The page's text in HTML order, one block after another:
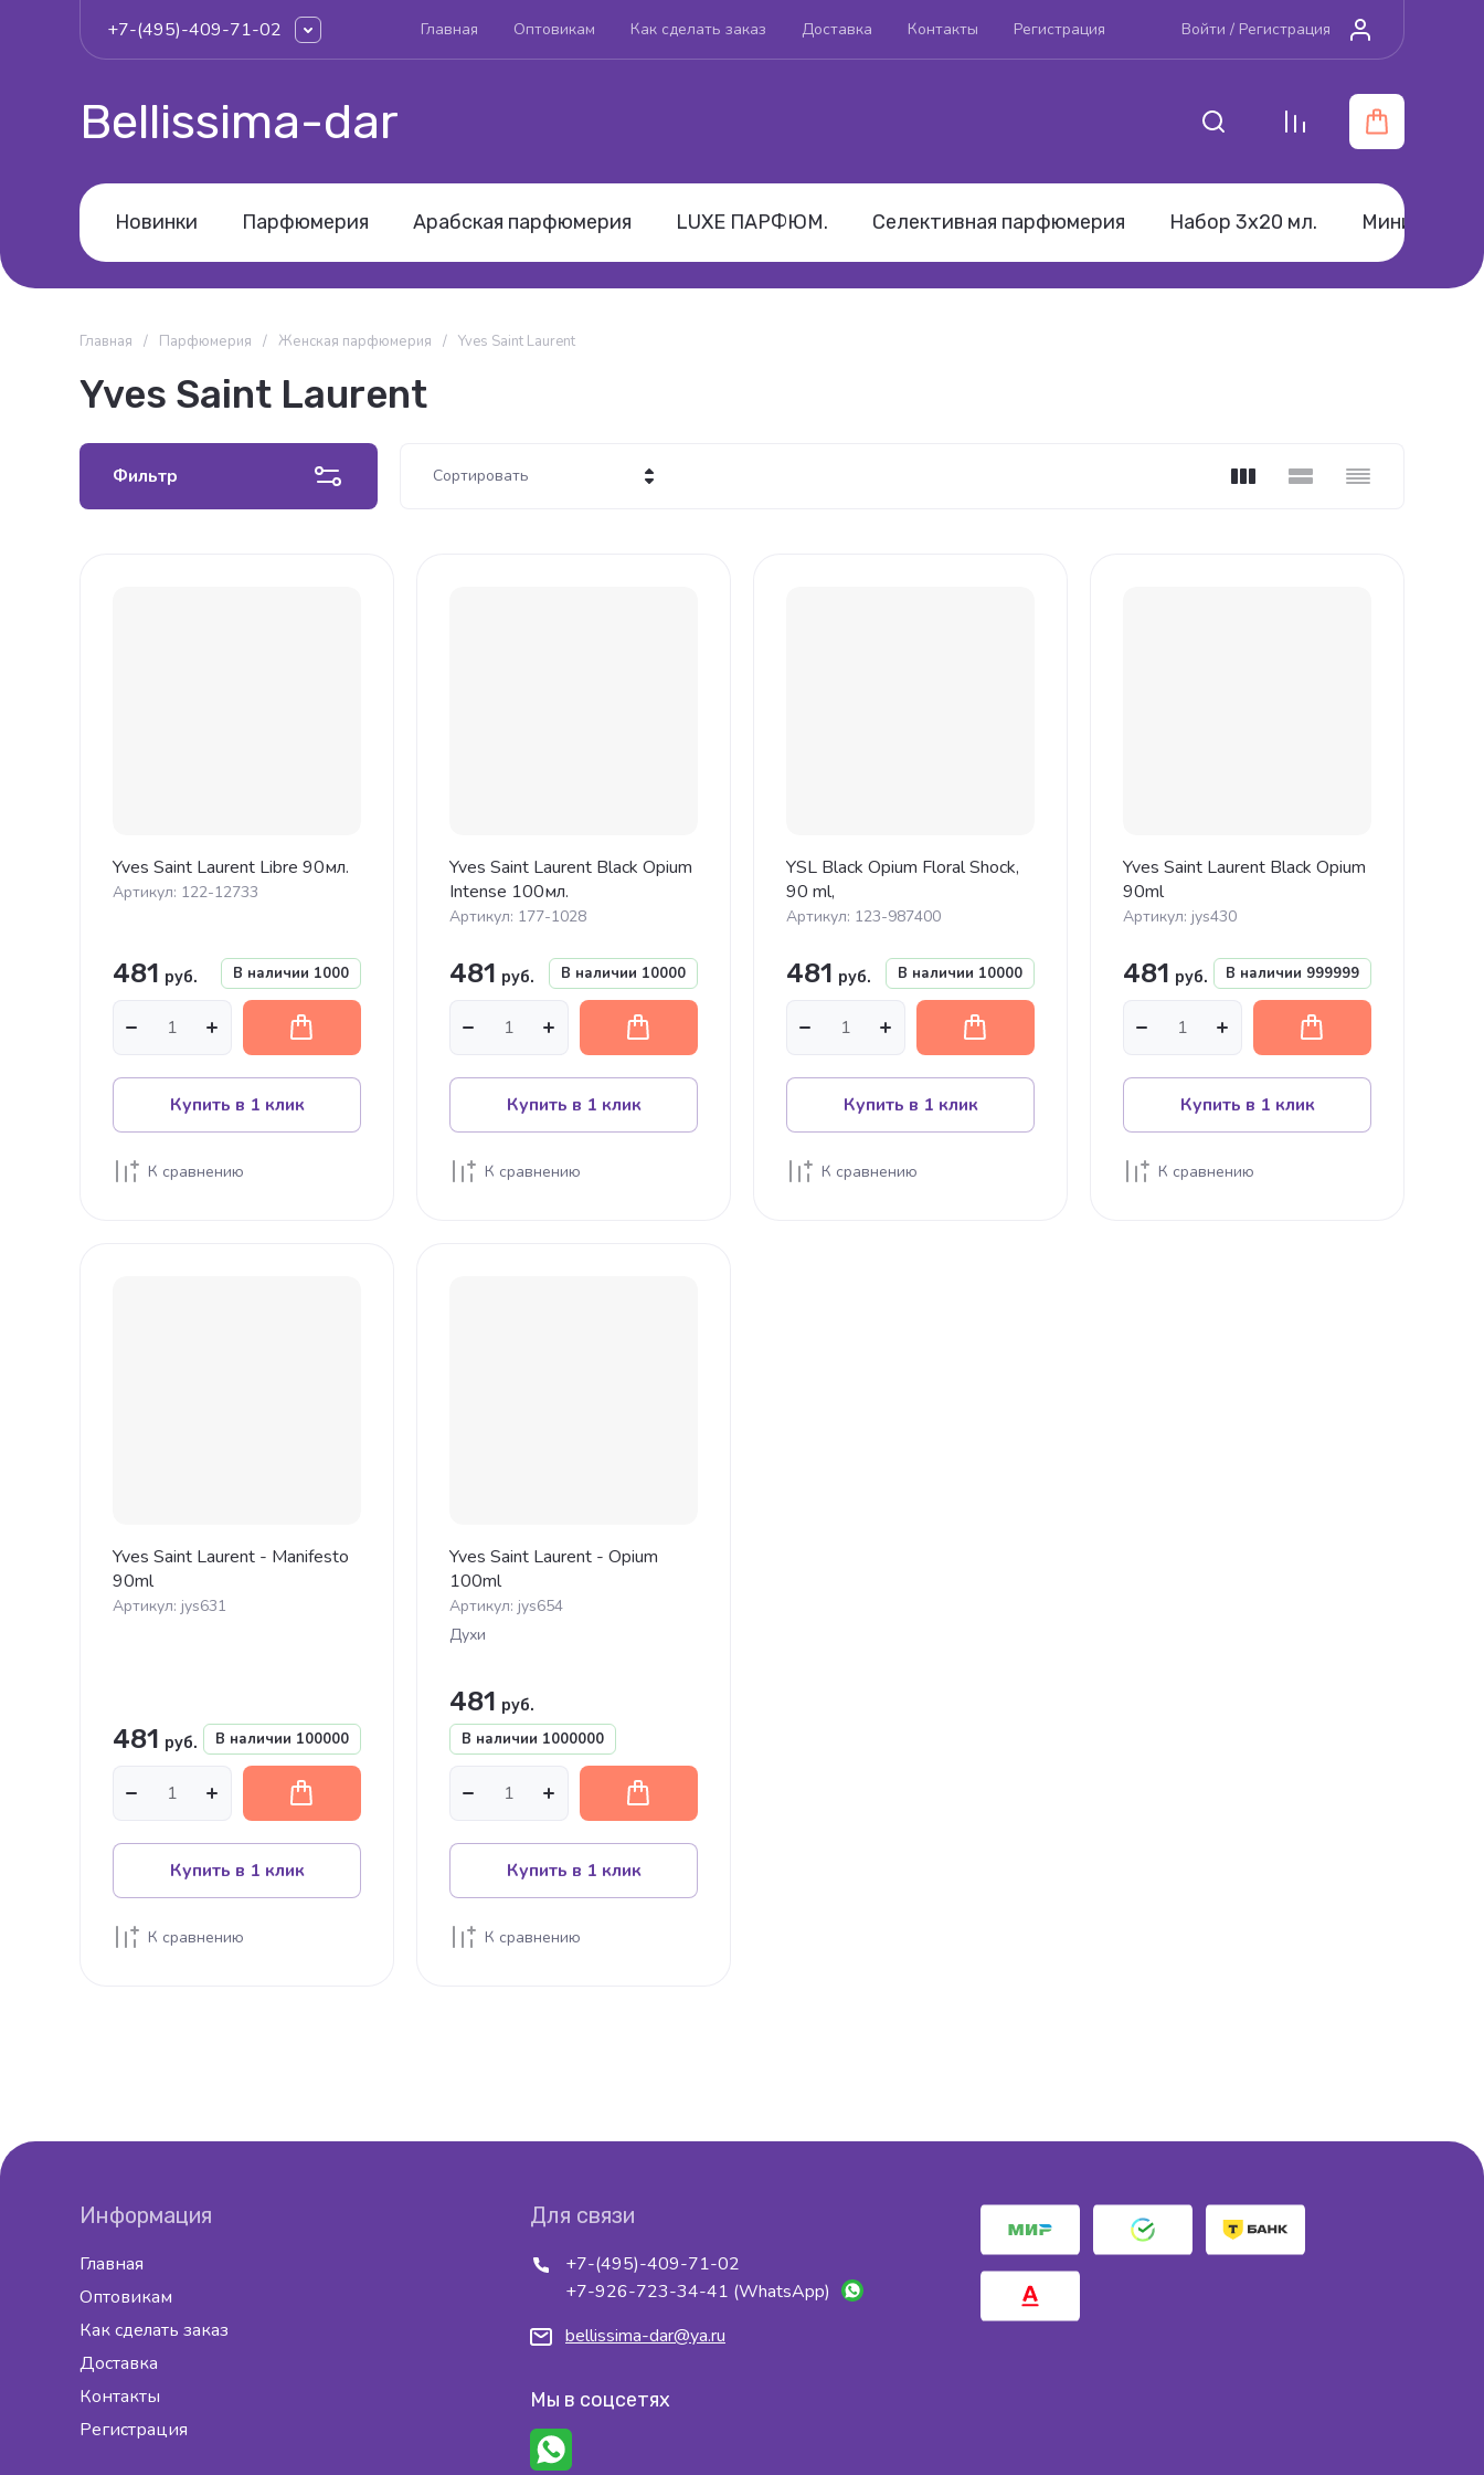
+7-(495)-409-71-02 Главная Оптовикам Как сделать заказ Доставка Контакты Регистрация Войти / Регистрация
Bellissima-dar
Новинки Парфюмерия Арабская парфюмерия LUXE ПАРФЮМ. Селективная парфюмерия Набор 3х20 мл. Мини-
Главная / Парфюмерия / Женская парфюмерия / Yves Saint Laurent
Yves Saint Laurent
Фильтр Сортировать
Yves Saint Laurent Libre 90мл.
Артикул: 122-12733
В наличии 1000
481 руб.
Купить в 1 клик
К сравнению
Yves Saint Laurent Black Opium
Intense 100мл.
Артикул: 177-1028
В наличии 10000
481 руб.
Купить в 1 клик
К сравнению
YSL Black Opium Floral Shock,
90 ml,
Артикул: 123-987400
В наличии 10000
481 руб.
Купить в 1 клик
К сравнению
Yves Saint Laurent Black Opium
90ml
Артикул: jys430
В наличии 999999
481 руб.
Купить в 1 клик
К сравнению
Yves Saint Laurent - Manifesto
90ml
Артикул: jys631
В наличии 100000
481 руб.
Купить в 1 клик
К сравнению
Yves Saint Laurent - Opium
100ml
Артикул: jys654
Духи
В наличии 1000000
481 руб.
Купить в 1 клик
К сравнению
Информация
Главная
Оптовикам
Как сделать заказ
Доставка
Контакты
Регистрация
Для связи
+7-(495)-409-71-02
+7-926-723-34-41 (WhatsApp)
bellissima-dar@ya.ru
Мы в соцсетях